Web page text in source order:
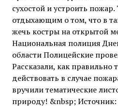
сухостой и устроить
отдыхающим о том, что в
жечь костры на открытой
Национальная полиция
области Полицейские
Рассказали, как правильно
действовать в случае
вручили тематические
природу! &nbsp; Источник: